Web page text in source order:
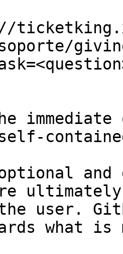
and
user.
what